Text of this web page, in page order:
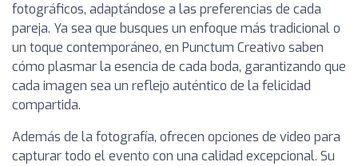
fotográficos, adaptándose a las preferencias de cada
pareja. Ya sea que busques un enfoque más tradicional o
un toque contemporáneo, en Punctum Creativo saben
cómo plasmar la esencia de cada boda, garantizando que
cada imagen sea un reflejo auténtico de la felicidad
compartida.
Además de la fotografía, ofrecen opciones de video para
capturar todo el evento con una calidad excepcional. Su